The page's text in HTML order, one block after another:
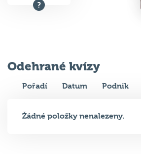
Odehrané kvízy
Pořadí Datum Podnik
Žádné položky nenalezeny.